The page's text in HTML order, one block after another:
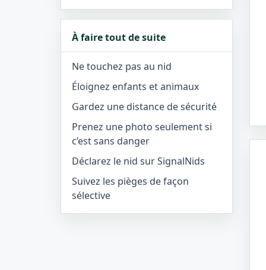
À faire tout de suite
Ne touchez pas au nid
Éloignez enfants et animaux
Gardez une distance de sécurité
Prenez une photo seulement si
c’est sans danger
Déclarez le nid sur SignalNids
Suivez les pièges de façon
sélective